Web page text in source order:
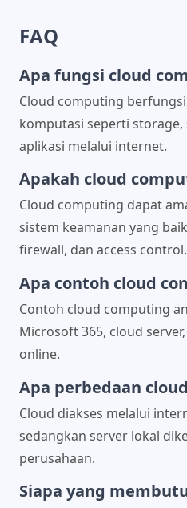
FAQ
Apa fungsi cloud
Cloud computing
komputasi seperti storage,
aplikasi melalui internet.
Apakah cloud
Cloud computing dapat
sistem keamanan yang
firewall, dan access control.
Apa contoh cloud
Contoh cloud computing
Microsoft 365, cloud
online.
Apa perbedaan
Cloud diakses melalui
sedangkan server lokal
perusahaan.
Siapa yang